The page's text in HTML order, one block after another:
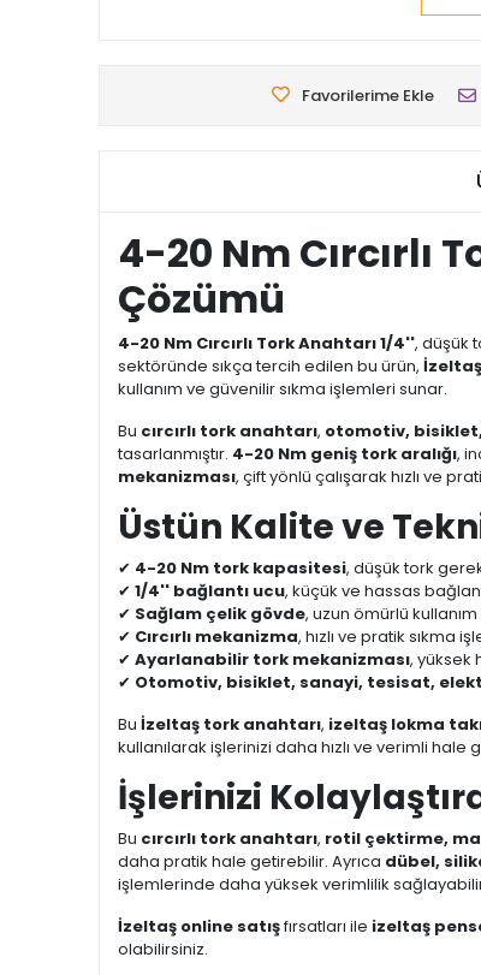
Favorilerime Ekle
4-20 Nm Cırcırlı
Çözümü
4-20 Nm Cırcırlı Tork Anahtarı 1/4'', düşük
sektöründe sıkça tercih edilen bu ürün,
kullanım ve güvenilir sıkma işlemleri sunar.
Bu cırcırlı tork anahtarı, otomotiv,
tasarlanmıştır. 4-20 Nm geniş tork aralığı,
mekanizması, çift yönlü çalışarak hızlı ve
Üstün Kalite ve
✔ 4-20 Nm tork kapasitesi, düşük tork
✔ 1/4'' bağlantı ucu, küçük ve hassas
✔ Sağlam çelik gövde, uzun ömürlü kullanım
✔ Cırcırlı mekanizma, hızlı ve pratik sıkma
✔ Ayarlanabilir tork mekanizması, yüksek
✔ Otomotiv, bisiklet, sanayi, tesisat,
Bu İzeltaş tork anahtarı, izeltaş lokma
kullanılarak işlerinizi daha hızlı ve verimli hale
İşlerinizi
Bu cırcırlı tork anahtarı, rotil çektirme,
daha pratik hale getirebilir. Ayrıca dübel,
işlemlerinde daha yüksek verimlilik
İzeltaş online satışfırsatları ile izeltaş
olabilirsiniz.